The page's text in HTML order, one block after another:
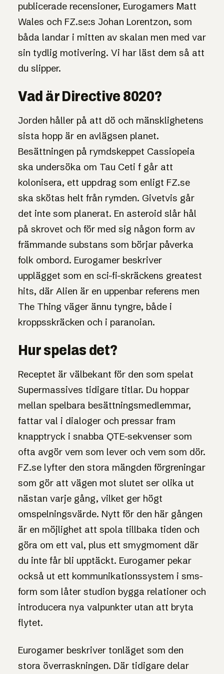
publicerade recensioner, Eurogamers Matt
Wales och FZ.se:s Johan Lorentzon, som
båda landar i mitten av skalan men med var
sin tydlig motivering. Vi har läst dem så att
du slipper.
Vad är Directive 8020?
Jorden håller på att dö och mänsklighetens
sista hopp är en avlägsen planet.
Besättningen på rymdskeppet Cassiopeia
ska undersöka om Tau Ceti f går att
kolonisera, ett uppdrag som enligt FZ.se
ska skötas helt från rymden. Givetvis går
det inte som planerat. En asteroid slår hål
på skrovet och för med sig någon form av
främmande substans som börjar påverka
folk ombord. Eurogamer beskriver
upplägget som en sci-fi-skräckens greatest
hits, där Alien är en uppenbar referens men
The Thing väger ännu tyngre, både i
kroppsskräcken och i paranoian.
Hur spelas det?
Receptet är välbekant för den som spelat
Supermassives tidigare titlar. Du hoppar
mellan spelbara besättningsmedlemmar,
fattar val i dialoger och pressar fram
knapptryck i snabba QTE-sekvenser som
ofta avgör vem som lever och vem som dör.
FZ.se lyfter den stora mängden förgreningar
som gör att vägen mot slutet ser olika ut
nästan varje gång, vilket ger högt
omspelningsvärde. Nytt för den här gången
är en möjlighet att spola tillbaka tiden och
göra om ett val, plus ett smygmoment där
du inte får bli upptäckt. Eurogamer pekar
också ut ett kommunikationssystem i sms-
form som låter studion bygga relationer och
introducera nya valpunkter utan att bryta
flytet.
Eurogamer beskriver tonläget som den
stora överraskningen. Där tidigare delar